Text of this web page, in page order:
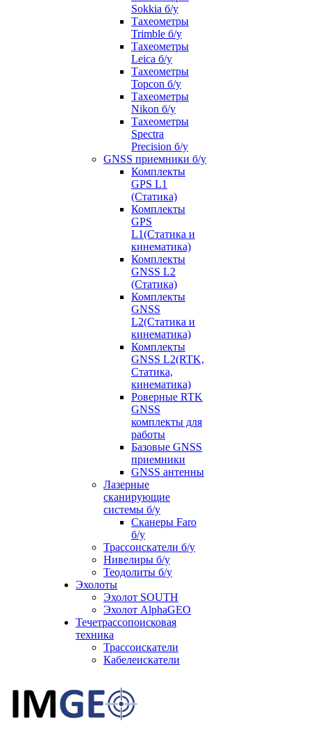
Sokkia б/у
Тахеометры
Trimble б/у
Тахеометры
Leica б/у
Тахеометры
Topcon б/у
Тахеометры
Nikon б/у
Тахеометры
Spectra
Precision б/у
GNSS приемники б/у
Комплекты
GPS L1
(Статика)
Комплекты
GPS
L1(Статика и
кинематика)
Комплекты
GNSS L2
(Статика)
Комплекты
GNSS
L2(Статика и
кинематика)
Комплекты
GNSS L2(RTK,
Статика,
кинематика)
Роверные RTK
GNSS
комплекты для
работы
Базовые GNSS
приемники
GNSS антенны
Лазерные
сканирующие
системы б/у
Сканеры Faro
б/у
Трассоискатели б/у
Нивелиры б/у
Теодолиты б/у
Эхолоты
Эхолот SOUTH
Эхолот AlphaGEO
Течетрассопоисковая
техника
Трассоискатели
Кабелеискатели